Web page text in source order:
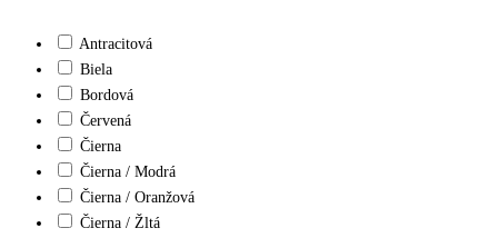
Antracitová
Biela
Bordová
Červená
Čierna
Čierna / Modrá
Čierna / Oranžová
Čierna / Žltá